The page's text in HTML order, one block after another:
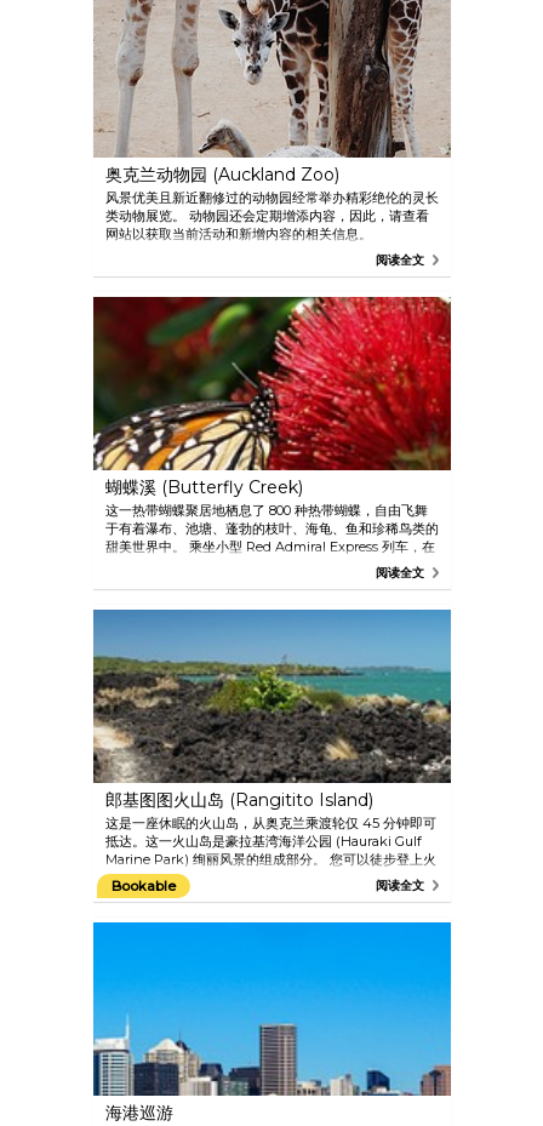
奥克兰动物园 (Auckland Zoo)
风景优美且新近翻修过的动物园经常举办精彩绝伦的灵长
类动物展览。 动物园还会定期增添内容，因此，请查看
网站以获取当前活动和新增内容的相关信息。
阅读全文
蝴蝶溪 (Butterfly Creek)
这一热带蝴蝶聚居地栖息了 800 种热带蝴蝶，自由飞舞
于有着瀑布、池塘、蓬勃的枝叶、海龟、鱼和珍稀鸟类的
甜美世界中。 乘坐小型 Red Admiral Express 列车，在
阅读全文
郎基图图火山岛 (Rangitito Island)
这是一座休眠的火山岛，从奥克兰乘渡轮仅 45 分钟即可
抵达。这一火山岛是豪拉基湾海洋公园 (Hauraki Gulf
Marine Park) 绚丽风景的组成部分。 您可以徒步登上火
山顶，或漫步穿越郁郁葱葱的山脚。 只能乘渡轮（奥克
兰福乐斯海港巡游 (Fullers Auckland Harbour
Bookable 阅读全文
海港巡游